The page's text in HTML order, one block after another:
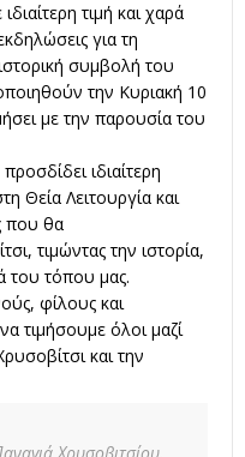
τιμή και χαρά
για τη
συμβολή του
την Κυριακή 10
με την παρουσία του
ιδιαίτερη
Θεία Λειτουργία και
που θα
τιμώντας την ιστορία,
του τόπου μας.
φίλους και
τιμήσουμε όλοι μαζί
και την